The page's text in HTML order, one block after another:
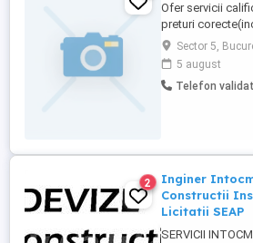
Ofer servicii
preturi
luna).Caut
care isi doresc o
incredere si
Sector 5,
5 august
Telefon validat
2
Inginer
Constructii
Licitatii SEAP
SERVICII